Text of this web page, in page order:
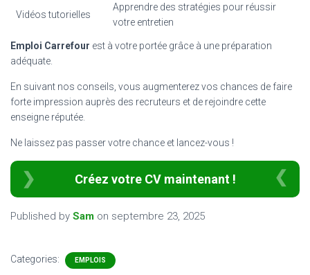
Vidéos tutorielles
Apprendre des stratégies pour réussir
votre entretien
Emploi Carrefour est à votre portée grâce à une préparation
adéquate.
En suivant nos conseils, vous augmenterez vos chances de faire
forte impression auprès des recruteurs et de rejoindre cette
enseigne réputée.
Ne laissez pas passer votre chance et lancez-vous !
Créez votre CV maintenant !
Published by Sam on septembre 23, 2025
Categories: EMPLOIS